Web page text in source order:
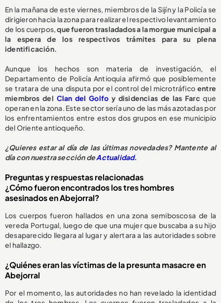
En la mañana de este viernes, miembros de la Sijín y la Policía se
dirigieron hacia la zona para realizar el respectivo levantamiento
de los cuerpos,que fueron trasladados a la morgue municipal a
la espera de los respectivos trámites para su plena
identificación.
Aunque los hechos son materia de investigación, el
Departamento de Policía Antioquia afirmó que posiblemente
se tratara de una disputa por el control del microtráfico entre
miembros del Clan del Golfo y disidencias de las Farcque
operan en la zona. Este sector sería uno de las más azotadas por
los enfrentamientos entre estos dos grupos en ese municipio
del Oriente antioqueño.
¿Quieres estar al día de las últimas novedades? Mantente al
día con nuestra sección deActualidad.
Preguntas y respuestas relacionadas
¿Cómo fueron encontrados los tres hombres
asesinados en Abejorral?
Los cuerpos fueron hallados en una zona semiboscosa de la
vereda Portugal, luego de que una mujer que buscaba a su hijo
desaparecido llegara al lugar y alertara a las autoridades sobre
el hallazgo.
¿Quiénes eran las víctimas de la presunta masacre en
Abejorral
Por el momento, las autoridades no han revelado la identidad